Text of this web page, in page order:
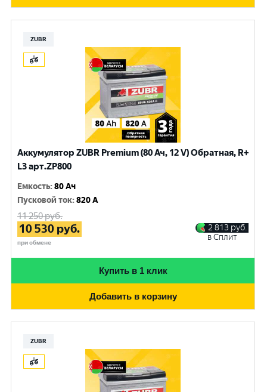
ZUBR
Аккумулятор ZUBR Premium (80 Ач, 12 V) Обратная, R+
L3 арт.ZP800
Емкость:80 Ач
Пусковой ток:820 A
11 250руб.
10 530 руб.
при обмене
2 813 руб.
в Сплит
Купить в 1 клик
Добавить в корзину
ZUBR